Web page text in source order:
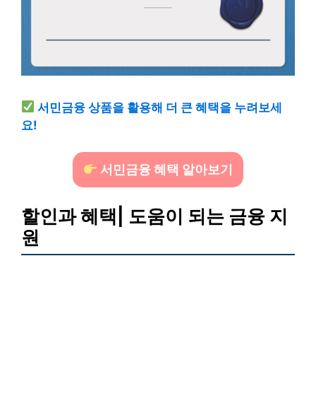
서민금융 상품을 활용해 더 큰 혜택을 누려보세
요!
서민금융 혜택 알아보기
할인과 혜택| 도움이 되는 금융 지
원